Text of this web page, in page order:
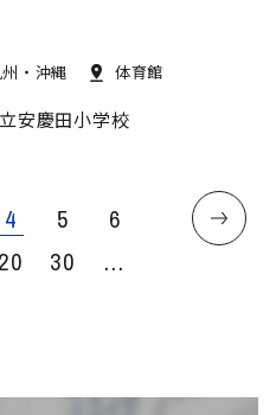
・沖縄 体育館
安慶田小学校
4 5
6
20 30 ...